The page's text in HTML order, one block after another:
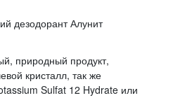
дезодорант Алунит
природный продукт,
кристалл, так же
Sulfat 12 Hydrate или